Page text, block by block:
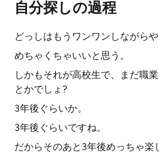
自分探しの過程
どっしはもうワンワンしながら
めちゃくちゃいいと思う。
しかもそれが高校生で、まだ職
とかでしょ?
3年後ぐらいか。
3年後ぐらいですね。
だからそのあと3年後めっちゃ楽